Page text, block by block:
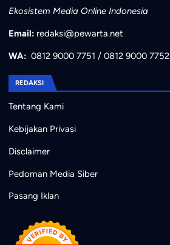
Ekosistem Media Online Indonesia
Email: redaksi@pewarta.net
WA: 0812 9000 7751 / 0812 9000 7752
REDAKSI
Tentang Kami
Kebijakan Privasi
Disclaimer
Pedoman Media Siber
Pasang Iklan